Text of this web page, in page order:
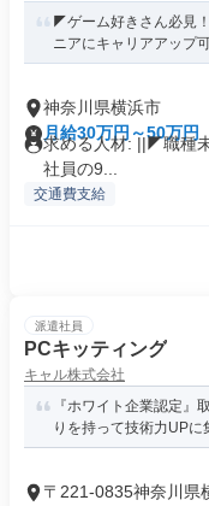
◤ゲーム好きさん必見
ニアにキャリアアップ
神奈川県横浜市
月給30万円～50万円
求める人材: ||◤職種
社員の9...
交通費支給
派遣社員
PCキッティング
キャル株式会社
『ホワイト企業認定』
りを持って技術力UPに
〒221-0835神奈川県